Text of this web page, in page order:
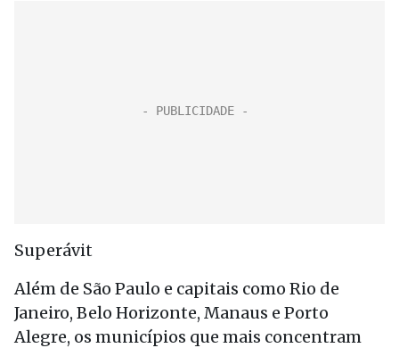
Superávit
Além de São Paulo e capitais como Rio de
Janeiro, Belo Horizonte, Manaus e Porto
Alegre, os municípios que mais concentram